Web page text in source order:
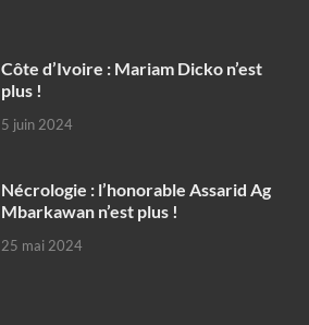
Côte d’Ivoire : Mariam Dicko n’est
plus !
5 juin 2024
Nécrologie : l’honorable Assarid Ag
Mbarkawan n’est plus !
25 mai 2024